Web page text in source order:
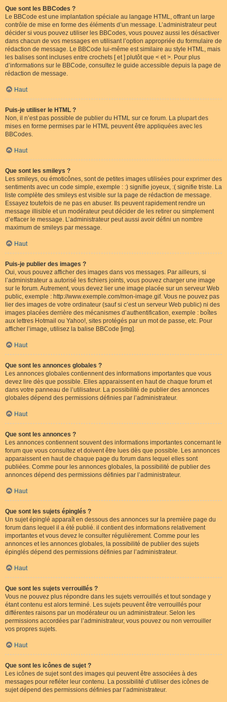
Que sont les BBCodes ?
Le BBCode est une implantation spéciale au langage HTML, offrant un large
contrôle de mise en forme des éléments d’un message. L’administrateur peut
décider si vous pouvez utiliser les BBCodes, vous pouvez aussi les désactiver
dans chacun de vos messages en utilisant l’option appropriée du formulaire de
rédaction de message. Le BBCode lui-même est similaire au style HTML, mais
les balises sont incluses entre crochets [ et ] plutôt que < et >. Pour plus
d’informations sur le BBCode, consultez le guide accessible depuis la page de
rédaction de message.
Haut
Puis-je utiliser le HTML ?
Non, il n’est pas possible de publier du HTML sur ce forum. La plupart des
mises en forme permises par le HTML peuvent être appliquées avec les
BBCodes.
Haut
Que sont les smileys ?
Les smileys, ou émoticônes, sont de petites images utilisées pour exprimer des
sentiments avec un code simple, exemple : :) signifie joyeux, :( signifie triste. La
liste complète des smileys est visible sur la page de rédaction de message.
Essayez toutefois de ne pas en abuser. Ils peuvent rapidement rendre un
message illisible et un modérateur peut décider de les retirer ou simplement
d’effacer le message. L’administrateur peut aussi avoir défini un nombre
maximum de smileys par message.
Haut
Puis-je publier des images ?
Oui, vous pouvez afficher des images dans vos messages. Par ailleurs, si
l’administrateur a autorisé les fichiers joints, vous pouvez charger une image
sur le forum. Autrement, vous devez lier une image placée sur un serveur Web
public, exemple : http://www.exemple.com/mon-image.gif. Vous ne pouvez pas
lier des images de votre ordinateur (sauf si c’est un serveur Web public) ni des
images placées derrière des mécanismes d’authentification, exemple : boîtes
aux lettres Hotmail ou Yahoo!, sites protégés par un mot de passe, etc. Pour
afficher l’image, utilisez la balise BBCode [img].
Haut
Que sont les annonces globales ?
Les annonces globales contiennent des informations importantes que vous
devez lire dès que possible. Elles apparaissent en haut de chaque forum et
dans votre panneau de l’utilisateur. La possibilité de publier des annonces
globales dépend des permissions définies par l’administrateur.
Haut
Que sont les annonces ?
Les annonces contiennent souvent des informations importantes concernant le
forum que vous consultez et doivent être lues dès que possible. Les annonces
apparaissent en haut de chaque page du forum dans lequel elles sont
publiées. Comme pour les annonces globales, la possibilité de publier des
annonces dépend des permissions définies par l’administrateur.
Haut
Que sont les sujets épinglés ?
Un sujet épinglé apparaît en dessous des annonces sur la première page du
forum dans lequel il a été publié. il contient des informations relativement
importantes et vous devez le consulter régulièrement. Comme pour les
annonces et les annonces globales, la possibilité de publier des sujets
épinglés dépend des permissions définies par l’administrateur.
Haut
Que sont les sujets verrouillés ?
Vous ne pouvez plus répondre dans les sujets verrouillés et tout sondage y
étant contenu est alors terminé. Les sujets peuvent être verrouillés pour
différentes raisons par un modérateur ou un administrateur. Selon les
permissions accordées par l’administrateur, vous pouvez ou non verrouiller
vos propres sujets.
Haut
Que sont les icônes de sujet ?
Les icônes de sujet sont des images qui peuvent être associées à des
messages pour refléter leur contenu. La possibilité d’utiliser des icônes de
sujet dépend des permissions définies par l’administrateur.